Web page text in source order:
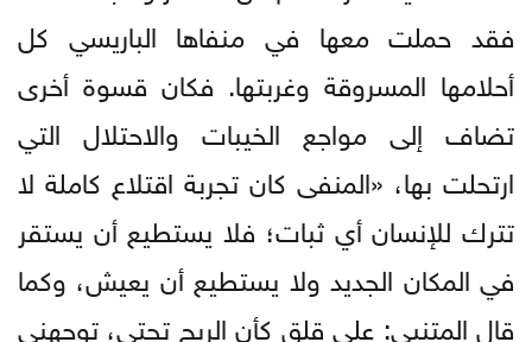
فقد حملت معها في منفاها الباريسي كل
أحلامها المسروقة وغربتها. فكان قسوة أخرى
تضاف إلى مواجع الخيبات والاحتلال التي
ارتحلت بها، «المنفى كان تجربة اقتلاع كاملة لا
تترك للإنسان أي ثبات؛ فلا يستطيع أن يستقر
في المكان الجديد ولا يستطيع أن يعيش، وكما
قال المتنبي: على قلق كأن الريح تحتي، توجهني